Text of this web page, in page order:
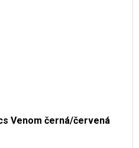
Venom černá/červená